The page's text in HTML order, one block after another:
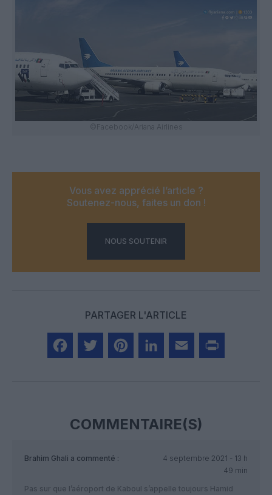
©Facebook/Ariana Airlines
Vous avez apprécié l’article ?
Soutenez-nous, faites un don !
NOUS SOUTENIR
PARTAGER L'ARTICLE
COMMENTAIRE(S)
Brahim Ghali a commenté :
4 septembre 2021 - 13 h
49 min
Pas sur que l’aéroport de Kaboul s’appelle toujours Hamid